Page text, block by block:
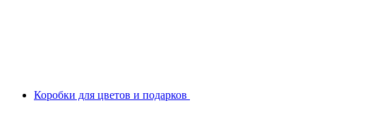
Коробки для цветов и подарков